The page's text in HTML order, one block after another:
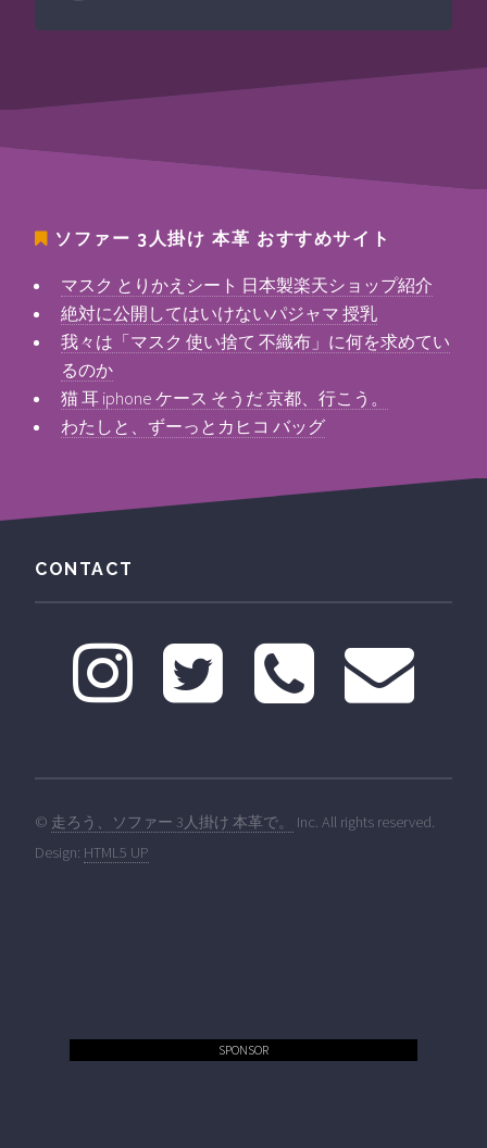
ソファー 3人掛け 本革 おすすめサイト
マスク とりかえシート 日本製楽天ショップ紹介
絶対に公開してはいけないパジャマ 授乳
我々は「マスク 使い捨て 不織布」に何を求めてい
るのか
猫 耳 iphone ケース そうだ 京都、行こう。
わたしと、ずーっとカヒコ バッグ
CONTACT
© 走ろう、ソファー 3人掛け 本革で。
Inc. All rights reserved.
Design: HTML5 UP
SPONSOR